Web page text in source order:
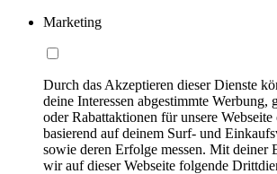
Marketing
Durch das Akzeptieren dieser Dienste
deine Interessen abgestimmte Werbung,
oder Rabattaktionen für unsere
basierend auf deinem Surf- und
sowie deren Erfolge messen. Mit deiner
wir auf dieser Webseite folgende